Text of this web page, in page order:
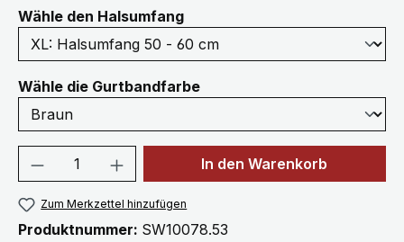
Wähle den Halsumfangauswählen
Wähle die Gurtbandfarbeauswählen
Produkt Anzahl: Gib denIn den Warenkorb
Zum Merkzettel hinzufügen
Produktnummer: SW10078.53